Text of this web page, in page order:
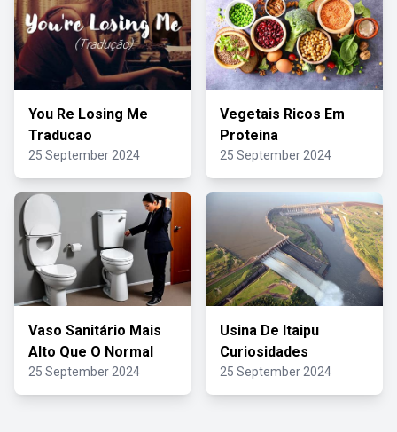
You Re Losing Me
Traducao
25 September 2024
Vegetais Ricos Em
Proteina
25 September 2024
Vaso Sanitário Mais
Alto Que O Normal
25 September 2024
Usina De Itaipu
Curiosidades
25 September 2024